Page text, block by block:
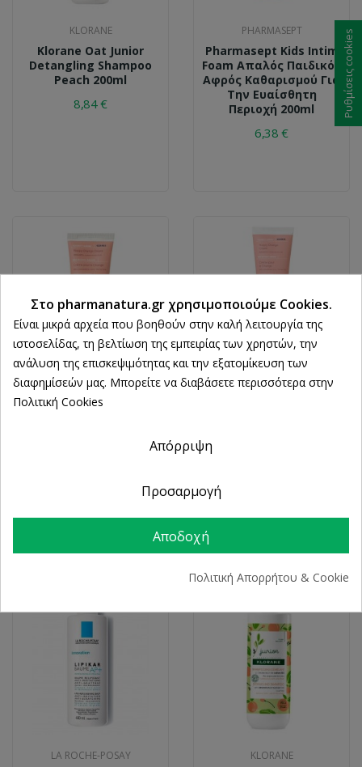
KLORANE
Klorane Oat Junior
Detangling Shampoo
Peach 200ml
8,84 €
PHARMASEPT
Pharmasept Kids Intim
Foam Απαλός Παιδικός
Αφρός Καθαρισμού Για
Την Ευαίσθητη
Περιοχή 200ml
6,38 €
KORRES
Korres Nappy Change
LA ROCHE-POSAY KLORANE
Στο pharmanatura.gr χρησιμοποιούμε Cookies.
Είναι μικρά αρχεία που βοηθούν στην καλή λειτουργία της
ιστοσελίδας, τη βελτίωση της εμπειρίας των χρηστών, την
ανάλυση της επισκεψιμότητας και την εξατομίκευση των
διαφημίσεών μας. Μπορείτε να διαβάσετε περισσότερα στην
Πολιτική Cookies
Απόρριψη
Προσαρμογή
Αποδοχή
Πολιτική Απορρήτου & Cookie
Ρυθμίσεις cookies